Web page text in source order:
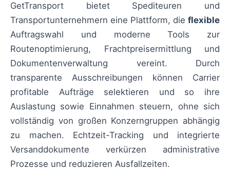
GetTransport bietet Spediteuren und
Transportunternehmern eine Plattform, die flexible
Auftragswahl und moderne Tools zur
Routenoptimierung, Frachtpreisermittlung und
Dokumentenverwaltung vereint. Durch
transparente Ausschreibungen können Carrier
profitable Aufträge selektieren und so ihre
Auslastung sowie Einnahmen steuern, ohne sich
vollständig von großen Konzerngruppen abhängig
zu machen. Echtzeit-Tracking und integrierte
Versanddokumente verkürzen administrative
Prozesse und reduzieren Ausfallzeiten.